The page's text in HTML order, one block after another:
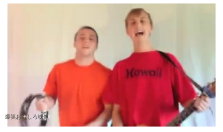
爆笑おもしろ映像